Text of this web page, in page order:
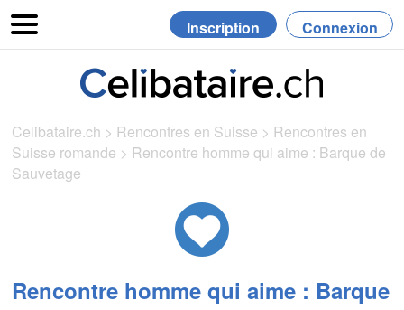
Inscription Connexion
Celibataire.ch > Rencontres en Suisse > Rencontres en
Suisse romande > Rencontre homme qui aime : Barque de
Sauvetage
Rencontre homme qui aime : Barque